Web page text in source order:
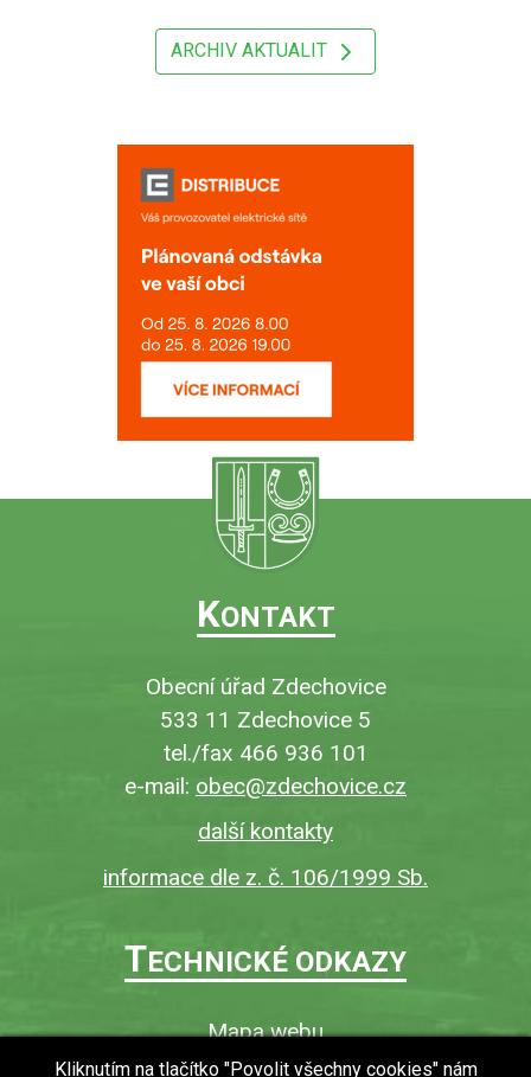
ARCHIV AKTUALIT
KONTAKT
Obecní úřad Zdechovice
533 11 Zdechovice 5
tel./fax 466 936 101
e-mail: obec@zdechovice.cz
další kontakty
informace dle z. č. 106/1999 Sb.
TECHNICKÉ ODKAZY
Mapa webu
O webu
Kliknutím na tlačítko "Povolit všechny cookies" nám